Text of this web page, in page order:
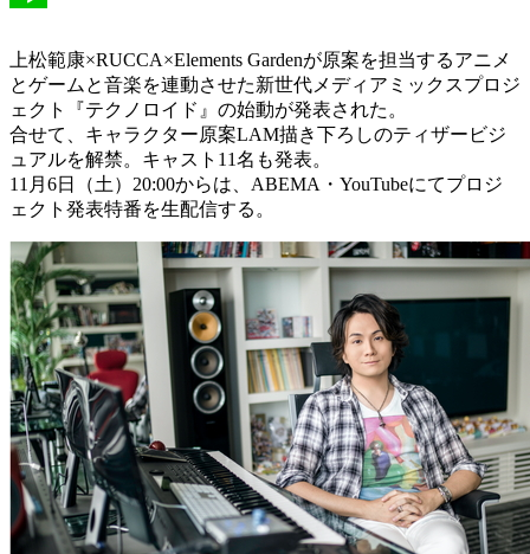
上松範康×RUCCA×Elements Gardenが原案を担当するアニメ
とゲームと音楽を連動させた新世代メディアミックスプロジ
ェクト『テクノロイド』の始動が発表された。
合せて、キャラクター原案LAM描き下ろしのティザービジ
ュアルを解禁。キャスト11名も発表。
11月6日（土）20:00からは、ABEMA・YouTubeにてプロジ
ェクト発表特番を生配信する。